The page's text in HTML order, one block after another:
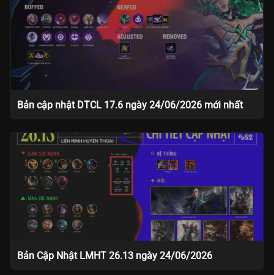
Bản cập nhật DTCL 17.6 ngày 24/06/2026 mới nhất
Bản Cập Nhật LMHT 26.13 ngày 24/06/2026